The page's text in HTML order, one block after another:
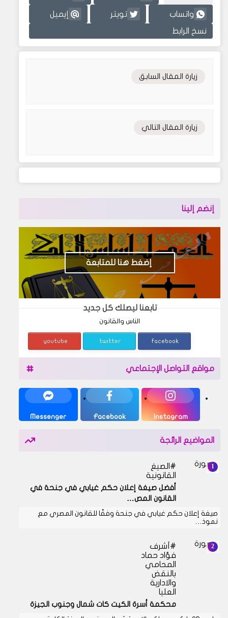
واتساب تويتر إيميل
نسخ الرابط
زيارة المقال السابق
زيارة المقال التالي
إنضم إلينا
إضغط هنا للمتابعة
تابعنا ليصلك كل جديد
الناس والقانون
facebook
twitter
youtube
مواقع التواصل الإجتماعي
Instagram
Facebook
Messenger
المواضيع الرائجة
الصيغ
القانونية
أفضل صيغة إعلان حكم غيابي في جنحة في
القانون المص…
صيغة إعلان حكم غيابي في جنحة وفقًا للقانون المصري مع
نموذ…
أشرف
فؤاد حماد
المحامي
بالنقض
والادارية
العليا
محكمة أسرة الكيت كات شمال وجنوب الجيزة